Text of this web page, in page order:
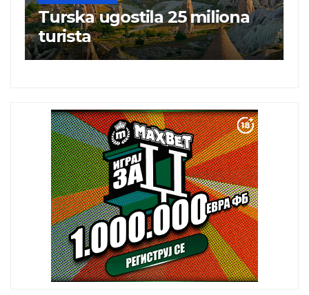
Turska ugostila 25 miliona
turista